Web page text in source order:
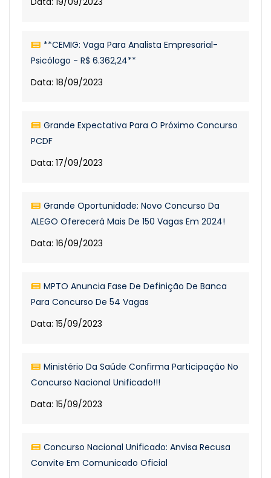
**CEMIG: Vaga Para Analista Empresarial-
Psicólogo - R$ 6.362,24**
Data: 18/09/2023
Grande Expectativa Para O Próximo Concurso
PCDF
Data: 17/09/2023
Grande Oportunidade: Novo Concurso Da
ALEGO Oferecerá Mais De 150 Vagas Em 2024!
Data: 16/09/2023
MPTO Anuncia Fase De Definição De Banca
Para Concurso De 54 Vagas
Data: 15/09/2023
Ministério Da Saúde Confirma Participação No
Concurso Nacional Unificado!!!
Data: 15/09/2023
Concurso Nacional Unificado: Anvisa Recusa
Convite Em Comunicado Oficial